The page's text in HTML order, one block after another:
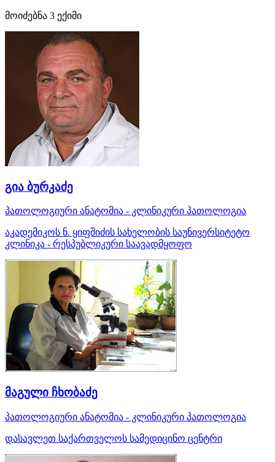
მოიძებნა 3 ექიმი
გია ბურკაძე
პათოლოგიური ანატომია - კლინიკური პათოლოგია
აკადემიკოს ნ. ყიფშიძის სახელობის საუნივერსიტეტო
კლინიკა - რესპუბლიკური საავადმყოფო
მაგული ჩხობაძე
პათოლოგიური ანატომია - კლინიკური პათოლოგია
დასავლეთ საქართველოს სამედიცინო ცენტრი